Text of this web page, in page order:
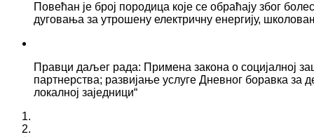
Повећан је број породица које се обраћају због
дуговања за утрошену електричну енергију,
Правци даљег рада: Примена закона о социјалној
партнерства; развијање услуге Дневног боравка
локалној заједници“